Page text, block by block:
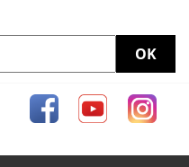
FacebookYouTube